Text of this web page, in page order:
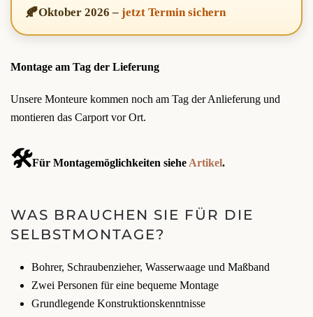
🍂Oktober 2026 – jetzt Termin sichern
Montage am Tag der Lieferung
Unsere Monteure kommen noch am Tag der Anlieferung und
montieren das Carport vor Ort.
🛠️Für Montagemöglichkeiten siehe Artikel.
WAS BRAUCHEN SIE FÜR DIE
SELBSTMONTAGE?
Bohrer, Schraubenzieher, Wasserwaage und Maßband
Zwei Personen für eine bequeme Montage
Grundlegende Konstruktionskenntnisse